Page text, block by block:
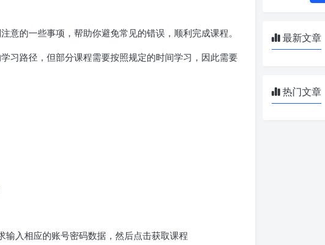
意的一些事项，帮助你避免常见的错误，顺利完成课程。
习路径，但部分课程需要按照规定的时间学习，因此需要
入相应的账号密码数据，然后点击获取课程
最新文章
热门文章